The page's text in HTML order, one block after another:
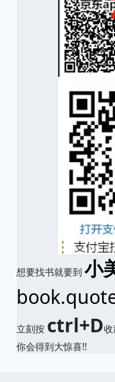
想要找书就要到 小
立刻按 ctrl+D
你会得到大惊喜!!